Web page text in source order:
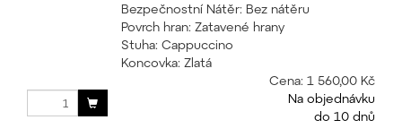
Bezpečnostní Nátěr: Bez nátěru
Povrch hran: Zatavené hrany
Stuha: Cappuccino
Koncovka: Zlatá
Cena: 1 560,00 Kč
Na objednávku
do 10 dnů